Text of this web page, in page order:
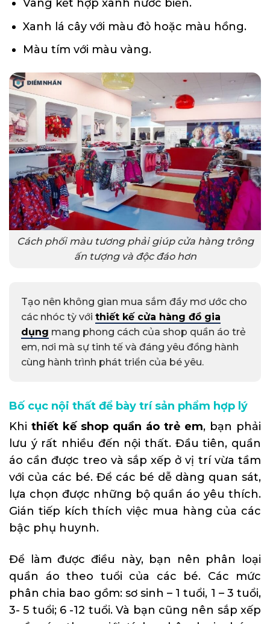
Vàng kết hợp xanh nước biển.
Xanh lá cây với màu đỏ hoặc màu hồng.
Màu tím với màu vàng.
Cách phối màu tương phải giúp cửa hàng trông
ấn tượng và độc đáo hơn
Tạo nên không gian mua sắm đầy mơ ước cho
các nhóc tỳ với thiết kế cửa hàng đồ gia
dụng mang phong cách của shop quần áo trẻ
em, nơi mà sự tinh tế và đáng yêu đồng hành
cùng hành trình phát triển của bé yêu.
Bố cục nội thất để bày trí sản phẩm hợp lý
Khi thiết kế shop quần áo trẻ em, bạn phải
lưu ý rất nhiều đến nội thất. Đầu tiên, quần
áo cần được treo và sắp xếp ở vị trí vừa tầm
với của các bé. Để các bé dễ dàng quan sát,
lựa chọn được những bộ quần áo yêu thích.
Gián tiếp kích thích việc mua hàng của các
bậc phụ huynh.
Để làm được điều này, bạn nên phân loại
quần áo theo tuổi của các bé. Các mức
phân chia bao gồm: sơ sinh – 1 tuổi, 1 – 3 tuổi,
3- 5 tuổi; 6 -12 tuổi. Và bạn cũng nên sắp xếp